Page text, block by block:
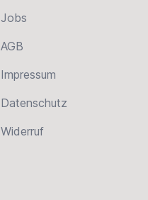
Jobs
AGB
Impressum
Datenschutz
Widerruf